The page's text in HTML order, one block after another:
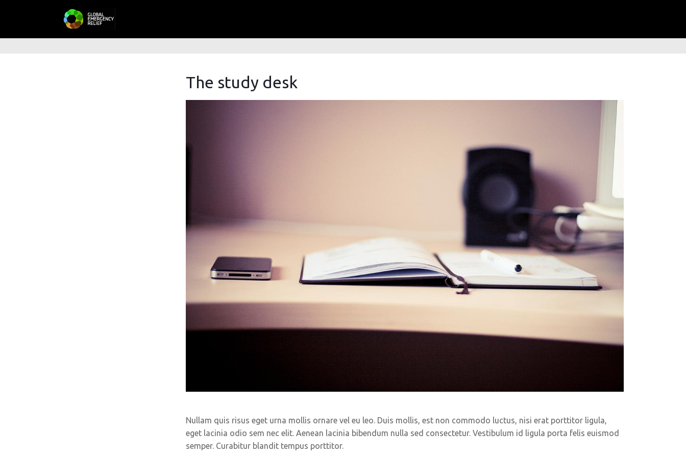
The study desk
Nullam quis risus eget urna mollis ornare vel eu leo. Duis mollis, est non commodo luctus, nisi erat porttitor ligula,
eget lacinia odio sem nec elit. Aenean lacinia bibendum nulla sed consectetur. Vestibulum id ligula porta felis euismod
semper. Curabitur blandit tempus porttitor.